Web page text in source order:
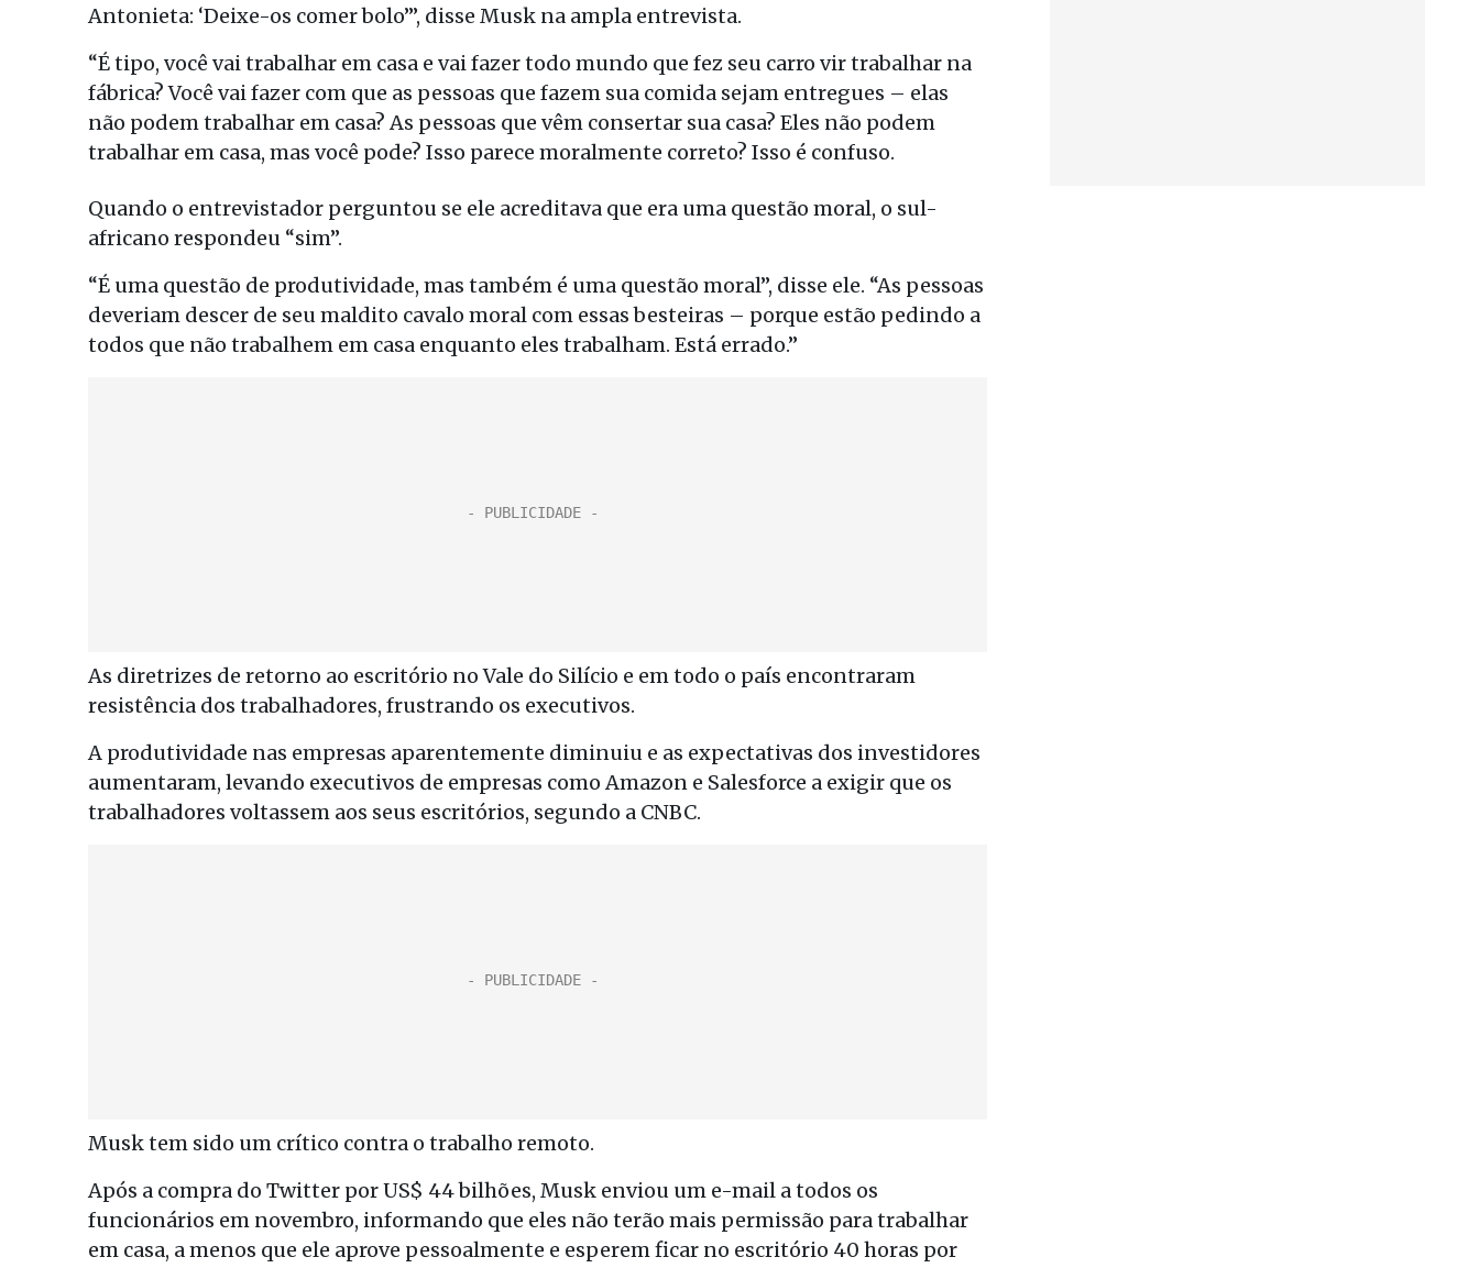
Antonieta: ‘Deixe-os comer bolo’”, disse Musk na ampla entrevista.
“É tipo, você vai trabalhar em casa e vai fazer todo mundo que fez seu carro vir trabalhar na
fábrica? Você vai fazer com que as pessoas que fazem sua comida sejam entregues – elas
não podem trabalhar em casa? As pessoas que vêm consertar sua casa? Eles não podem
trabalhar em casa, mas você pode? Isso parece moralmente correto? Isso é confuso.
Quando o entrevistador perguntou se ele acreditava que era uma questão moral, o sul-
africano respondeu “sim”.
“É uma questão de produtividade, mas também é uma questão moral”, disse ele. “As pessoas
deveriam descer de seu maldito cavalo moral com essas besteiras – porque estão pedindo a
todos que não trabalhem em casa enquanto eles trabalham. Está errado.”
As diretrizes de retorno ao escritório no Vale do Silício e em todo o país encontraram
resistência dos trabalhadores, frustrando os executivos.
A produtividade nas empresas aparentemente diminuiu e as expectativas dos investidores
aumentaram, levando executivos de empresas como Amazon e Salesforce a exigir que os
trabalhadores voltassem aos seus escritórios, segundo a CNBC.
Musk tem sido um crítico contra o trabalho remoto.
Após a compra do Twitter por US$ 44 bilhões, Musk enviou um e-mail a todos os
funcionários em novembro, informando que eles não terão mais permissão para trabalhar
em casa, a menos que ele aprove pessoalmente e esperem ficar no escritório 40 horas por